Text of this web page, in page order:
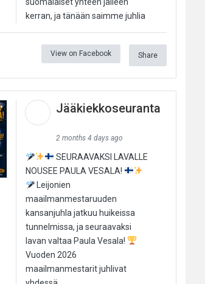
kerran, ja tänään saimme juhlia
View on Facebook Share
Jääkiekkoseuranta
2 months 4 days ago
SEURAAVAKSI LAVALLE
NOUSEE PAULA VESALA!
Leijonien
maailmanmestaruuden
kansanjuhla jatkuu huikeissa
tunnelmissa, ja seuraavaksi
lavan valtaa Paula Vesala!
Vuoden 2026
maailmanmestarit juhlivat